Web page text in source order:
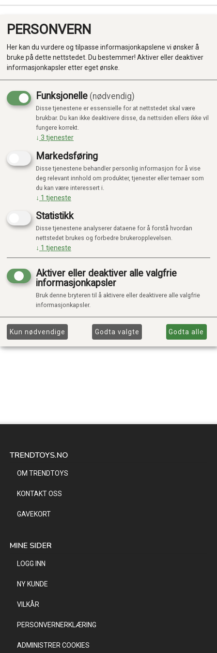
Produkter
Kategorier
KUNNE IKKE FINNE PRODUKTET
TRENDTOYS.NO
OM TRENDTOYS
KONTAKT OSS
GAVEKORT
MINE SIDER
LOGG INN
NY KUNDE
VILKÅR
PERSONVERNERKLÆRING
ADMINISTRER COOKIES
PERSONVERN
Her kan du vurdere og tilpasse informasjonkapslene vi ønsker å
bruke på dette nettstedet. Du bestemmer! Aktiver eller deaktiver
informasjonkapsler etter eget ønske.
Funksjonelle (nødvendig)
Disse tjenestene er essensielle for at nettstedet skal være
brukbar. Du kan ikke deaktivere disse, da nettsiden ellers ikke vil
fungere korrekt.
↓ 3 tjenester
Markedsføring
Disse tjenestene behandler personlig informasjon for å vise
deg relevant innhold om produkter, tjenester eller temaer som
du kan være interessert i.
↓ 1 tjeneste
Statistikk
Disse tjenestene analyserer dataene for å forstå hvordan
nettstedet brukes og forbedre brukeropplevelsen.
↓ 1 tjeneste
Aktiver eller deaktiver alle valgfrie
informasjonkapsler
Bruk denne bryteren til å aktivere eller deaktivere alle valgfrie
informasjonkapsler.
Kun nødvendige Godta valgte Godta alle